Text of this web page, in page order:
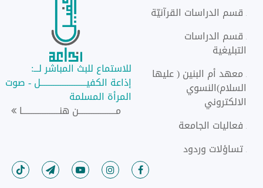
قسم الدراسات القرآنيّة
قسم الدراسات
التبليغية
معهد أم البنين ( عليها
السلام)النسوي
الالكتروني
فعاليات الجامعة
تساؤلات وردود
للاستماع للبث المباشر لـــ:
إذاعة الكفيــــــــــــــــــــــــــل - صوت
المرأة المسلمة
مـــــــــــــــــــــن هنـــــــــــــــــــــا